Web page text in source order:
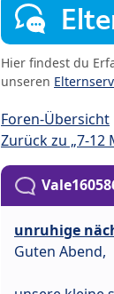
Hier findest du
unseren
Foren-Übersicht
Zurück zu „7-12
unruhige
Guten Abend,